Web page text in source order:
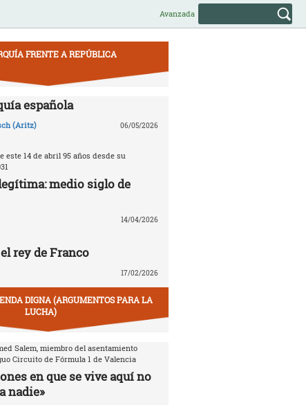
Avanzada
FRENTE A REPÚBLICA
española
(Aritz) 06/05/2026
este 14 de abril 95 años desde su
medio siglo de
14/04/2026
rey de Franco
17/02/2026
DIGNA (ARGUMENTOS PARA LA
LUCHA)
Salem, miembro del asentamiento
Circuito de Fórmula 1 de Valencia
en que se vive aquí no
nadie»